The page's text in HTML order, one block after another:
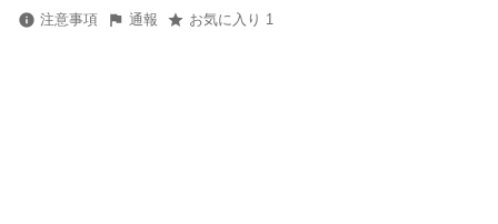
注意事項 通報 お気に入り 1